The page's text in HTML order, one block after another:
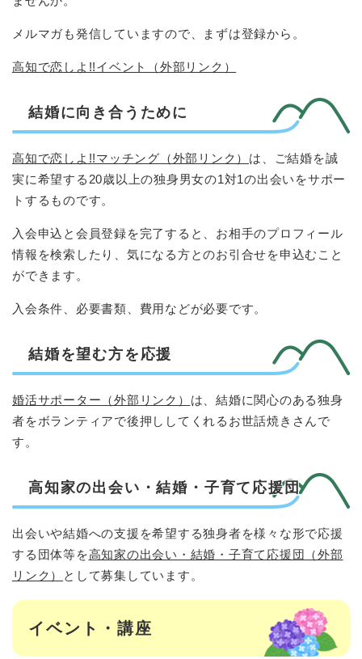
メルマガも発信していますので、まずは登録から。
高知で恋しよ!!イベント（外部リンク）
結婚に向き合うために
高知で恋しよ!!マッチング（外部リンク） は、ご結婚を誠
実に希望する20歳以上の独身男女の1対1の出会いをサポー
トするものです。
入会申込と会員登録を完了すると、お相手のプロフィール
情報を検索したり、気になる方とのお引合せを申込むこと
ができます。
入会条件、必要書類、費用などが必要です。
結婚を望む方を応援
婚活サポーター（外部リンク） は、結婚に関心のある独身
者をボランティアで後押ししてくれるお世話焼きさんで
す。
高知家の出会い・結婚・子育て応援団
出会いや結婚への支援を希望する独身者を様々な形で応援
する団体等を高知家の出会い・結婚・子育て応援団（外部
リンク）
として募集しています。
イベント・講座